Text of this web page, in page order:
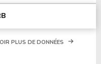
PLUS DE DONNÉES